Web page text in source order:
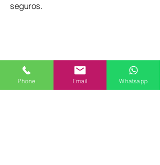
seguros.
Bioquimdiagnostics S.A.
Phone Email Whatsapp